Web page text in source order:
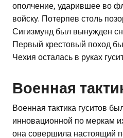
ополчение, ударившее во
войску. Потерпев столь
Сигизмунд был вынужден
Первый крестовый поход
Чехия осталась в руках
Военная
Военная тактика гуситов
инновационной по меркам
она совершила настоящий